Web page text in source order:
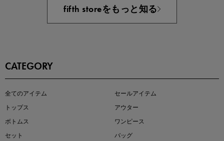
fifth storeをもっと知る
CATEGORY
全てのアイテム
セールアイテム
トップス
アウター
ボトムス
ワンピース
セット
バッグ